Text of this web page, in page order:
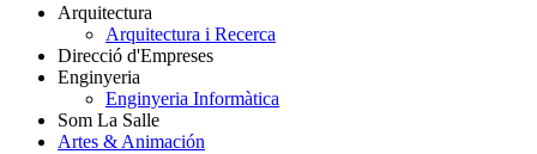
Arquitectura
Arquitectura i Recerca
Direcció d'Empreses
Enginyeria
Enginyeria Informàtica
Som La Salle
Artes & Animación